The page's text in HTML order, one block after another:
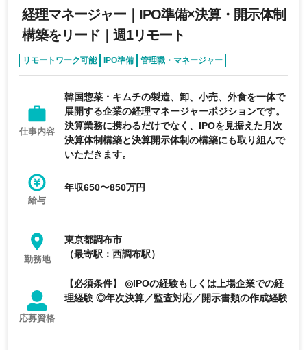
経理マネージャー｜IPO準備×決算・開示体制
構築をリード｜週1リモート
リモートワーク可能 IPO準備
管理職・マネージャー
育休・産休実績あり
オンライン面接あり
仕事内容
韓国惣菜・キムチの製造、卸、小売、外食を一体で
展開する企業の経理マネージャーポジションです。
決算業務に携わるだけでなく、IPOを見据えた月次
決算体制構築と決算開示体制の構築にも取り組んで
いただきます。
給与
年収650〜850万円
勤務地
東京都調布市
（最寄駅：西調布駅）
応募資格
【必須条件】 ◎IPOの経験もしくは上場企業での経
理経験 ◎年次決算／監査対応／開示書類の作成経験